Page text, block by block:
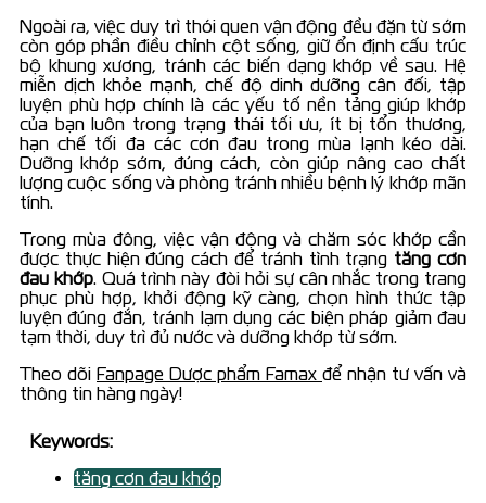
Ngoài ra, việc duy trì thói quen vận động đều đặn từ sớm
còn góp phần điều chỉnh cột sống, giữ ổn định cấu trúc
bộ khung xương, tránh các biến dạng khớp về sau. Hệ
miễn dịch khỏe mạnh, chế độ dinh dưỡng cân đối, tập
luyện phù hợp chính là các yếu tố nền tảng giúp khớp
của bạn luôn trong trạng thái tối ưu, ít bị tổn thương,
hạn chế tối đa các cơn đau trong mùa lạnh kéo dài.
Dưỡng khớp sớm, đúng cách, còn giúp nâng cao chất
lượng cuộc sống và phòng tránh nhiều bệnh lý khớp mãn
tính.
Trong mùa đông, việc vận động và chăm sóc khớp cần
được thực hiện đúng cách để tránh tình trạng tăng cơn
đau khớp. Quá trình này đòi hỏi sự cân nhắc trong trang
phục phù hợp, khởi động kỹ càng, chọn hình thức tập
luyện đúng đắn, tránh lạm dụng các biện pháp giảm đau
tạm thời, duy trì đủ nước và dưỡng khớp từ sớm.
Theo dõi Fanpage Dược phẩm Famax để nhận tư vấn và
thông tin hàng ngày!
Keywords:
tăng cơn đau khớp